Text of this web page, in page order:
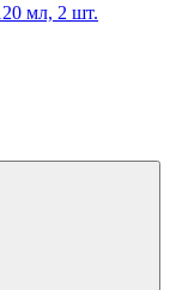
мл, 2 шт.